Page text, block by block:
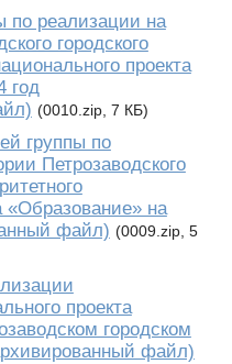
по реализации на
городского
проекта
год
(0010.zip, 7 КБ)
группы по
Петрозаводского
«Образование» на
файл) (0009.zip, 5
проекта
городском
файл)